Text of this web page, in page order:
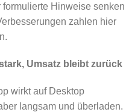
Hinweise senken
zahlen hier
Umsatz bleibt zurück
wirkt auf Desktop
langsam und überladen.